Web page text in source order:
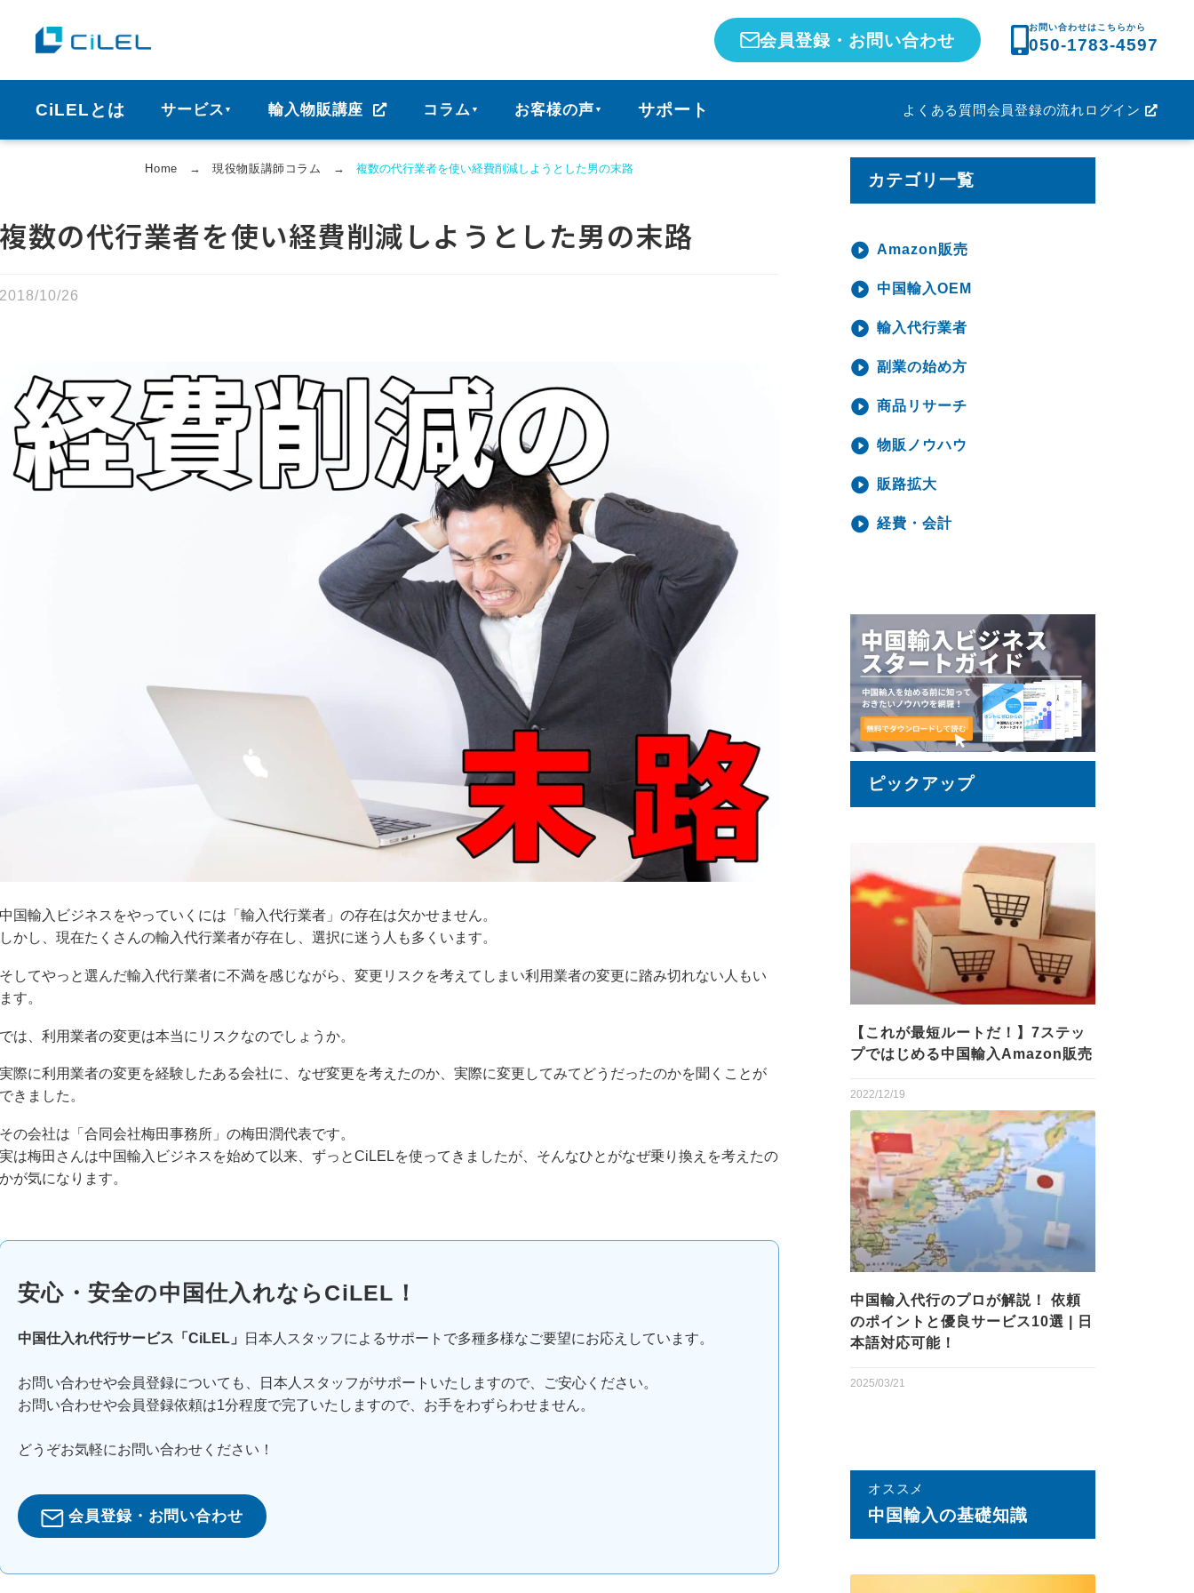
会員登録・お問い合わせ
お問い合わせはこちらから
050-1783-4597
CiLELとは サービス ▼ 輸入物販講座 コラム ▼ お客様の声 ▼ サポート よくある質問会員登録の流れログイン
Home → 現役物販講師コラム → 複数の代行業者を使い経費削減しようとした男の末路
複数の代行業者を使い経費削減しようとした男の末路
2018/10/26
中国輸入ビジネスをやっていくには「輸入代行業者」の存在は欠かせません。
しかし、現在たくさんの輸入代行業者が存在し、選択に迷う人も多くいます。
そしてやっと選んだ輸入代行業者に不満を感じながら、変更リスクを考えてしまい利用業者の変更に踏み切れない人もい
ます。
では、利用業者の変更は本当にリスクなのでしょうか。
実際に利用業者の変更を経験したある会社に、なぜ変更を考えたのか、実際に変更してみてどうだったのかを聞くことが
できました。
その会社は「合同会社梅田事務所」の梅田潤代表です。
実は梅田さんは中国輸入ビジネスを始めて以来、ずっとCiLELを使ってきましたが、そんなひとがなぜ乗り換えを考えたの
かが気になります。
安心・安全の中国仕入れならCiLEL！
中国仕入れ代行サービス「CiLEL」 日本人スタッフによるサポートで多種多様なご要望にお応えしています。
お問い合わせや会員登録についても、日本人スタッフがサポートいたしますので、ご安心ください。
お問い合わせや会員登録依頼は1分程度で完了いたしますので、お手をわずらわせません。
どうぞお気軽にお問い合わせください！
会員登録・お問い合わせ
カテゴリ一覧
Amazon販売
中国輸入OEM
輸入代行業者
副業の始め方
商品リサーチ
物販ノウハウ
販路拡大
経費・会計
ピックアップ
【これが最短ルートだ！】7ステッ
プではじめる中国輸入Amazon販売
2022/12/19
中国輸入代行のプロが解説！ 依頼
のポイントと優良サービス10選 | 日
本語対応可能！
2025/03/21
オススメ
中国輸⼊の基礎知識